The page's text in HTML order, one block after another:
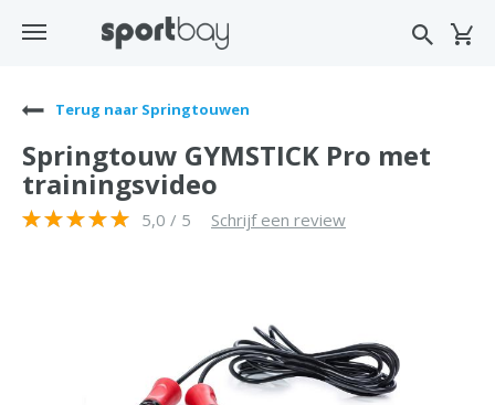
Terug naar Springtouwen
Springtouw GYMSTICK Pro met
trainingsvideo
5,0 / 5 Schrijf een review